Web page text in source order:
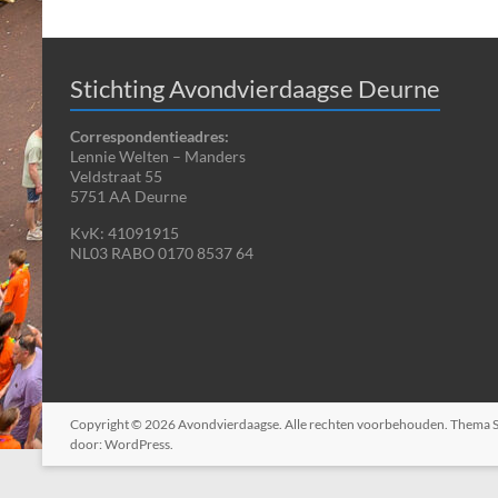
Stichting Avondvierdaagse Deurne
Correspondentieadres:
Lennie Welten – Manders
Veldstraat 55
5751 AA Deurne
KvK: 41091915
NL03 RABO 0170 8537 64
Copyright © 2026Avondvierdaagse. Alle rechten voorbehouden. Thema
door: WordPress.